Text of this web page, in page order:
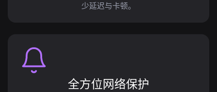
少延迟与卡顿。
全方位网络保护